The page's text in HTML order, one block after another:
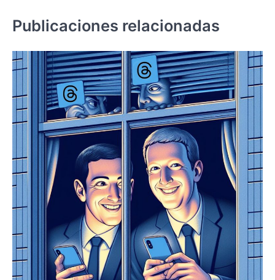
Publicaciones relacionadas